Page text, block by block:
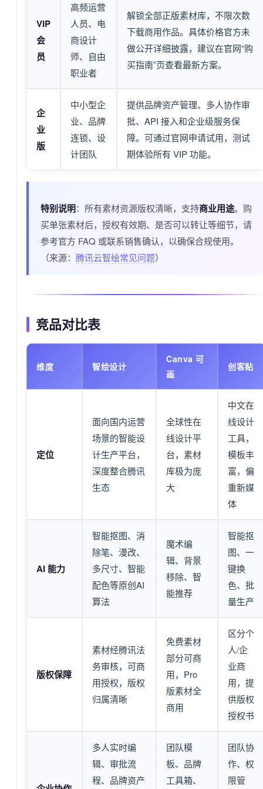
VIP
会
员
高频运营
人员、电
商设计
师、自由
职业者
解锁全部正版素材库，不限次数
下载商用作品。具体价格官方未
做公开详细披露，建议在官网“购
买指南”页查看最新方案。
企
业
版
中小型企
业、品牌
连锁、设
计团队
提供品牌资产管理、多人协作审
批、API 接入和企业级服务保
障。可通过官网申请试用，测试
期体验所有 VIP 功能。
特别说明：所有素材资源版权清晰，支持商业用途。购
买单张素材后，授权有效期、是否可以转让等细节，请
参考官方 FAQ 或联系销售确认，以确保合规使用。
（来源： 腾讯云智绘常见问题）
竞品对比表
维度 智绘设计
Canva 可
画
创客贴
定位
面向国内运营
场景的智能设
计生产平台，
深度整合腾讯
生态
全球性在
线设计平
台，素材
库极为庞
大
中文在
线设计
工具，
模板丰
富，偏
重新媒
体
AI 能力
智能抠图、消
除笔、漫改、
多尺寸、智能
配色等原创AI
算法
魔术编
辑、背景
移除、智
能推荐
智能抠
图、一
键换
色、批
量生产
版权保障
素材经腾讯法
务审核，可商
用授权，版权
归属清晰
免费素材
部分可商
用，Pro
版素材全
商用
区分个
人/企
业商
用，提
供版权
授权书
多人实时编
辑、审批流
程、品牌资产
团队模
板、品牌
工具箱、
团队协
作、权
限管